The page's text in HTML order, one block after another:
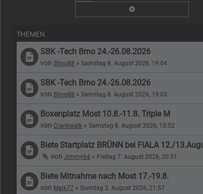
THEMEN
SBK -Tech Brno 24.-26.08.2026
von Sting88 » Samstag 8. August 2026, 19:04
SBK -Tech Brno 24.-26.08.2026
von Sting88 » Samstag 8. August 2026, 19:03
Boxenplatz Most 10.8.-11.8. Triple M
von Crankwalk » Samstag 8. August 2026, 13:52
Biete Startplatz BRÜNN bei FIALA 12./
vonJimmy64 » Freitag 7. August 2026, 20:51
Biete Mitnahme nach Most 17.-19.8.
von Maik77 » Sonntag 2. August 2026, 21:57